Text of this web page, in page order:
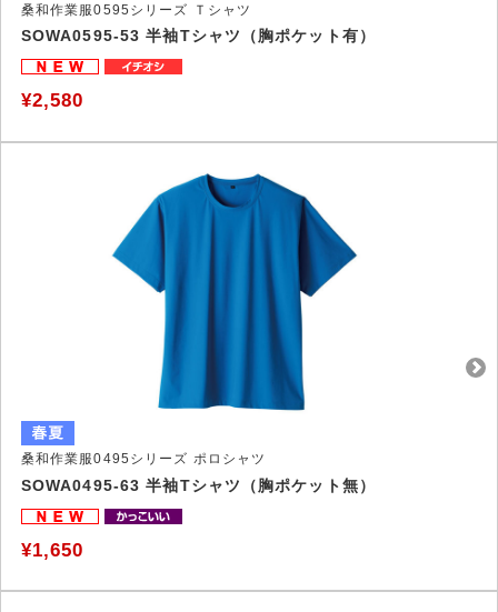
桑和作業服0595シリーズ Ｔシャツ
SOWA0595-53 半袖Tシャツ（胸ポケット有）
¥2,580
桑和作業服0495シリーズ ポロシャツ
SOWA0495-63 半袖Tシャツ（胸ポケット無）
¥1,650